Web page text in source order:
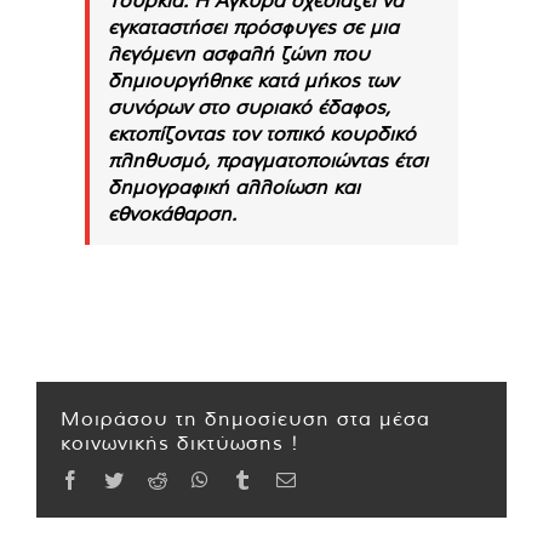
εγκαταστήσει πρόσφυγες σε μια
λεγόμενη ασφαλή ζώνη που
δημιουργήθηκε κατά μήκος των
συνόρων στο συριακό έδαφος,
εκτοπίζοντας τον τοπικό κουρδικό
πληθυσμό, πραγματοποιώντας έτσι
δημογραφική αλλοίωση και
εθνοκάθαρση.
Μοιράσου τη δημοσίευση στα μέσα
κοινωνικής δικτύωσης !
Facebook
TwitterReddit WhatsApp
TumblrEmail